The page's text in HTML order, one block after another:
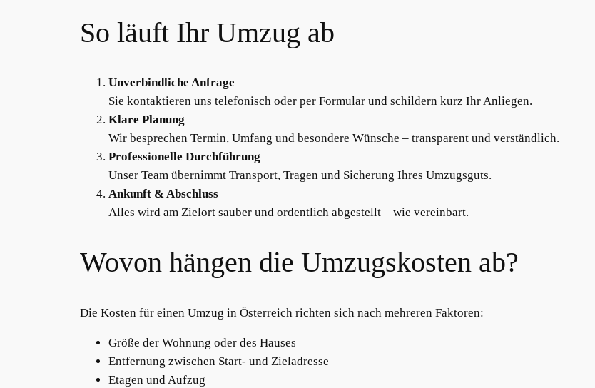
So läuft Ihr Umzug ab
Unverbindliche Anfrage
Sie kontaktieren uns telefonisch oder per Formular und schildern kurz Ihr Anliegen.
Klare Planung
Wir besprechen Termin, Umfang und besondere Wünsche – transparent und verständlich.
Professionelle Durchführung
Unser Team übernimmt Transport, Tragen und Sicherung Ihres Umzugsguts.
Ankunft & Abschluss
Alles wird am Zielort sauber und ordentlich abgestellt – wie vereinbart.
Wovon hängen die Umzugskosten ab?
Die Kosten für einen Umzug in Österreich richten sich nach mehreren Faktoren:
Größe der Wohnung oder des Hauses
Entfernung zwischen Start- und Zieladresse
Etagen und Aufzug